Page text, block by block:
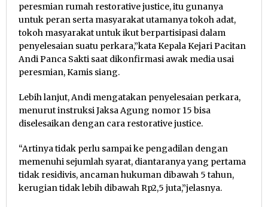
peresmian rumah restorative justice, itu gunanya
untuk peran serta masyarakat utamanya tokoh adat,
tokoh masyarakat untuk ikut berpartisipasi dalam
penyelesaian suatu perkara,”kata Kepala Kejari Pacitan
Andi Panca Sakti saat dikonfirmasi awak media usai
peresmian, Kamis siang.
Lebih lanjut, Andi mengatakan penyelesaian perkara,
menurut instruksi Jaksa Agung nomor 15 bisa
diselesaikan dengan cara restorative justice.
“Artinya tidak perlu sampai ke pengadilan dengan
memenuhi sejumlah syarat, diantaranya yang pertama
tidak residivis, ancaman hukuman dibawah 5 tahun,
kerugian tidak lebih dibawah Rp2,5 juta,”jelasnya.